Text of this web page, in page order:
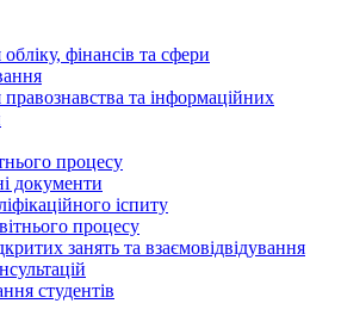
фінансів та сфери
правознавства та інформаційних
процесу
документи
іспиту
процесу
занять та взаємовідвідування
студентів